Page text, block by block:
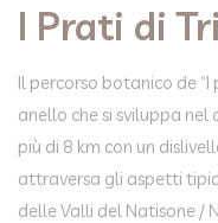
I Prati di
Il percorso botanico de “I
anello che si sviluppa
più di 8 km con un
attraversa gli aspetti
delle Valli del Natisone /